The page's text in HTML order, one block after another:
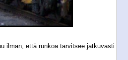
ilman, että runkoa tarvitsee jatkuvasti